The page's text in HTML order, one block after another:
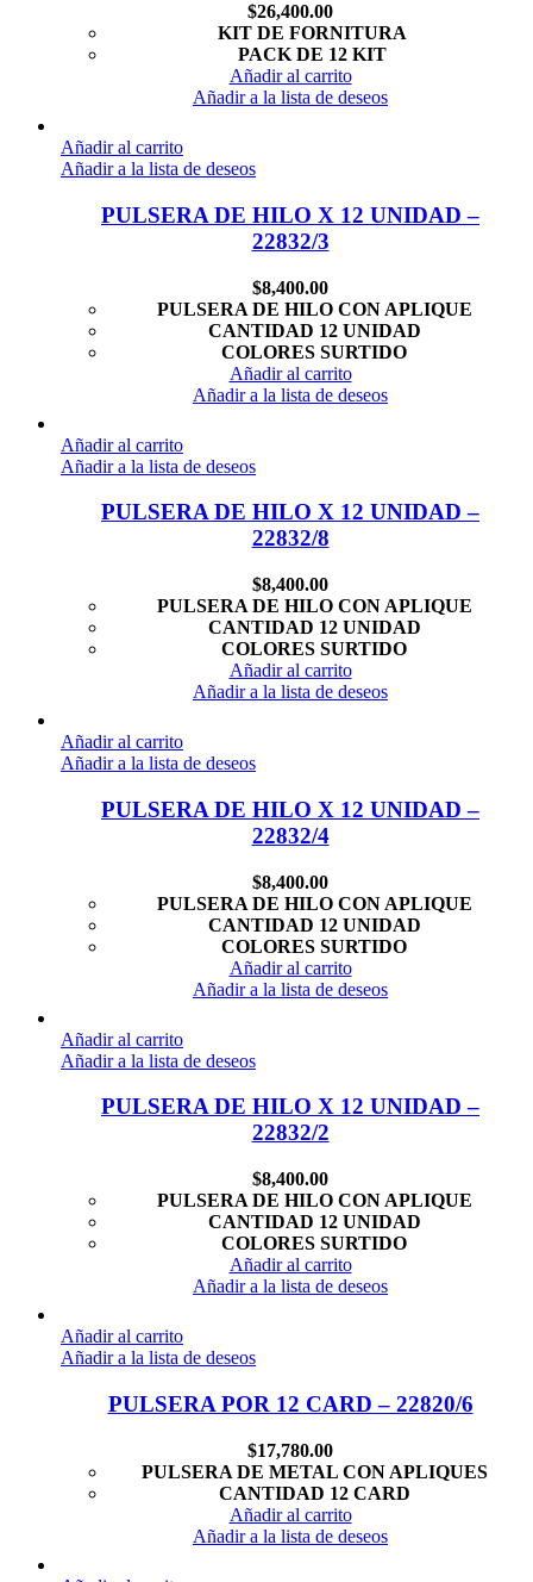
$26,400.00
KIT DE FORNITURA
PACK DE 12 KIT
Añadir al carrito
Añadir a la lista de deseos
Añadir al carrito
Añadir a la lista de deseos
PULSERA DE HILO X 12 UNIDAD –
22832/3
$8,400.00
PULSERA DE HILO CON APLIQUE
CANTIDAD 12 UNIDAD
COLORES SURTIDO
Añadir al carrito
Añadir a la lista de deseos
Añadir al carrito
Añadir a la lista de deseos
PULSERA DE HILO X 12 UNIDAD –
22832/8
$8,400.00
PULSERA DE HILO CON APLIQUE
CANTIDAD 12 UNIDAD
COLORES SURTIDO
Añadir al carrito
Añadir a la lista de deseos
Añadir al carrito
Añadir a la lista de deseos
PULSERA DE HILO X 12 UNIDAD –
22832/4
$8,400.00
PULSERA DE HILO CON APLIQUE
CANTIDAD 12 UNIDAD
COLORES SURTIDO
Añadir al carrito
Añadir a la lista de deseos
Añadir al carrito
Añadir a la lista de deseos
PULSERA DE HILO X 12 UNIDAD –
22832/2
$8,400.00
PULSERA DE HILO CON APLIQUE
CANTIDAD 12 UNIDAD
COLORES SURTIDO
Añadir al carrito
Añadir a la lista de deseos
Añadir al carrito
Añadir a la lista de deseos
PULSERA POR 12 CARD – 22820/6
$17,780.00
PULSERA DE METAL CON APLIQUES
CANTIDAD 12 CARD
Añadir al carrito
Añadir a la lista de deseos